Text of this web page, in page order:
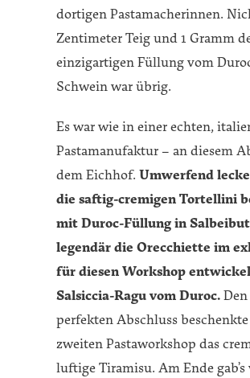
dortigen Pastamacherinnen.
Zentimeter Teig und 1 Gramm
einzigartigen Füllung vom
Schwein war übrig.
Es war wie in einer echten,
Pastamanufaktur – an diesem
dem Eichhof. Umwerfend
die saftig-cremigen Tortellini
mit Duroc-Füllung in
legendär die Orecchiette im
für diesen Workshop
Salsiccia-Ragu vom Duroc.Den
perfekten Abschluss
zweiten Pastaworkshop das
luftige Tiramisu. Am Ende